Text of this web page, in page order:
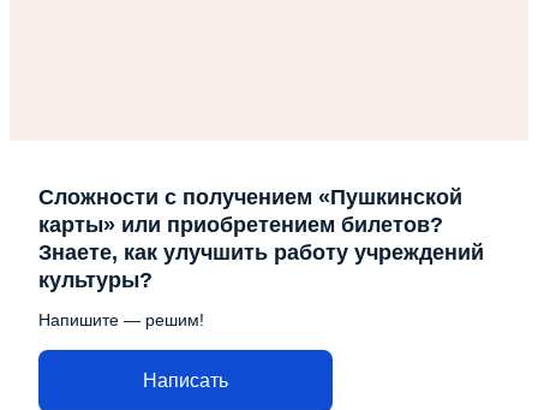
Сложности с получением «Пушкинской
карты» или приобретением билетов?
Знаете, как улучшить работу учреждений
культуры?
Напишите — решим!
Написать